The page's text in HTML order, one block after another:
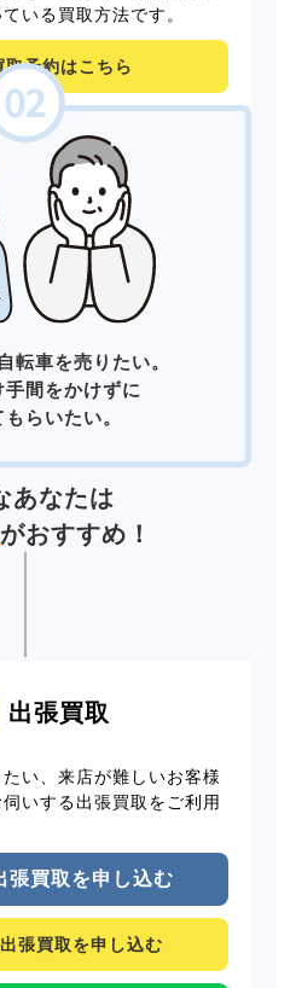
いる買取方法です。
取予約はこちら
転車を売りたい。
間をかけずに
らいたい。
あなたは
がおすすめ！
出張買取
い、来店が難しいお客様
いする出張買取をご利用
張買取を申し込む
張買取を申し込む